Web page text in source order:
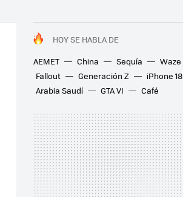
HOY SE HABLA DE
AEMET
China Sequía
Waze
Fallout
Generación Z
iPhone 18
Arabia Saudí
GTA VI Café